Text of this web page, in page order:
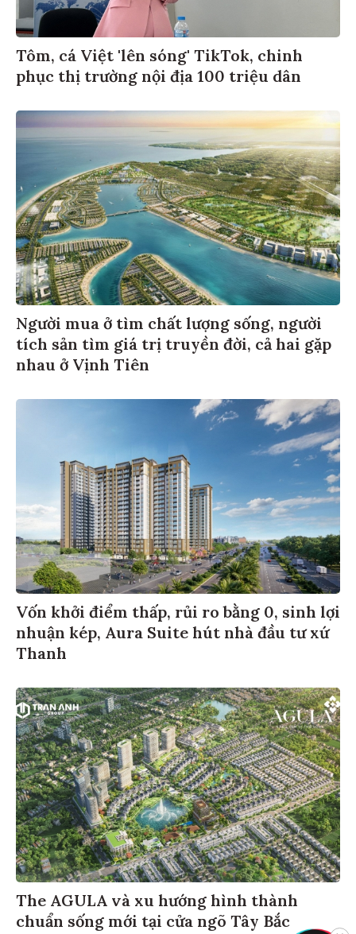
Tôm, cá Việt 'lên sóng' TikTok, chinh
phục thị trường nội địa 100 triệu dân
Người mua ở tìm chất lượng sống, người
tích sản tìm giá trị truyền đời, cả hai gặp
nhau ở Vịnh Tiên
Vốn khởi điểm thấp, rủi ro bằng 0, sinh lợi
nhuận kép, Aura Suite hút nhà đầu tư xứ
Thanh
The AGULA và xu hướng hình thành
chuẩn sống mới tại cửa ngõ Tây Bắc